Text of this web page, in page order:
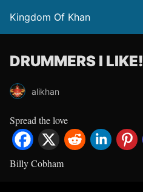
Kingdom Of Khan
DRUMMERS I LIKE!
alikhan
Spread the love
Billy Cobham